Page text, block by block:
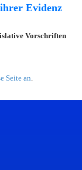
Evidenz
Vorschriften
Seite an